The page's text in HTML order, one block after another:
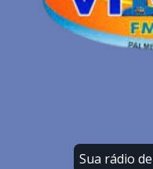
Sua rádio